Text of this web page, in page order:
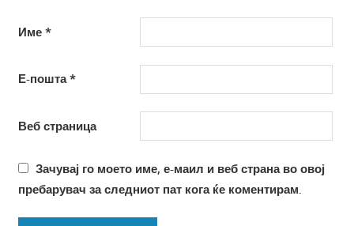
Име *
Е-пошта*
Веб страница
Зачувај го моето име, е-маил и веб страна во овој
пребарувач за следниот пат кога ќе коментирам.